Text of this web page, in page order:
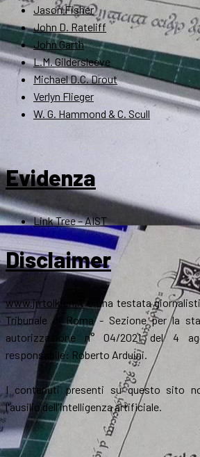
Jason Fisher
John D. Rateliff
John Garth
L.M. Gildersleeve
Michael D.C. Drout
Verlyn Flieger
W. G. Hammond & C. Scull
Evidenza
Link Tree – AIST
Disclaimer
www.jrrtolkien.itè una testata
Tribunale di Roma - Sezione per la
autorizzazione n° 04/2021 del 4
responsabile: Roberto Arduini.
I contenuti presenti su questo sito
l'ausilio dell'intelligenza artificiale.